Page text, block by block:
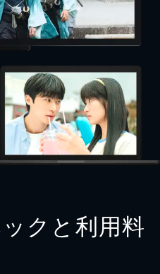
クと利用料